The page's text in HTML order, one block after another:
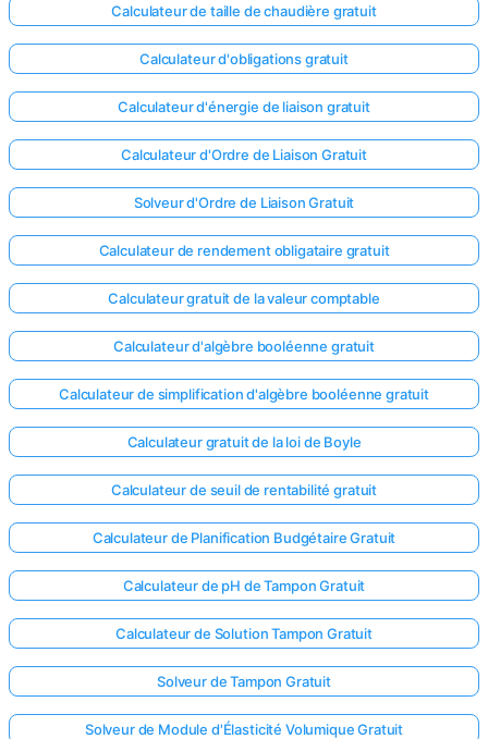
Calculateur de taille de chaudière gratuit
Calculateur d'obligations gratuit
Calculateur d'énergie de liaison gratuit
Calculateur d'Ordre de Liaison Gratuit
Solveur d'Ordre de Liaison Gratuit
Calculateur de rendement obligataire gratuit
Calculateur gratuit de la valeur comptable
Calculateur d'algèbre booléenne gratuit
Calculateur de simplification d'algèbre booléenne gratuit
Calculateur gratuit de la loi de Boyle
Calculateur de seuil de rentabilité gratuit
Calculateur de Planification Budgétaire Gratuit
Calculateur de pH de Tampon Gratuit
Calculateur de Solution Tampon Gratuit
Solveur de Tampon Gratuit
Solveur de Module d'Élasticité Volumique Gratuit